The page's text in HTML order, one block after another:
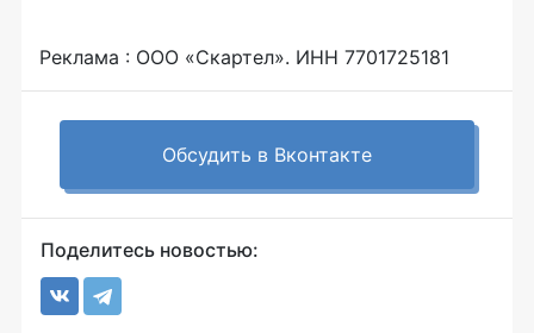
Реклама : ООО «Скартел». ИНН 7701725181
Обсудить в Вконтакте
Поделитесь новостью: